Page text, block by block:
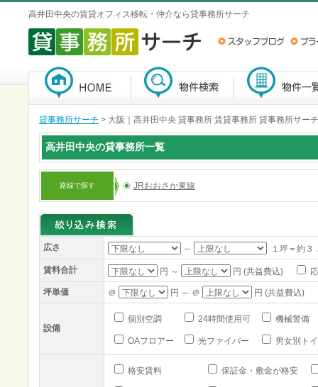
高井田中央の賃貸オフィス移転・仲介なら貸事務所サーチ
貸事務所サーチ > 大阪｜高井田中央 貸事務所 賃貸事務所 貸事務所サーチ
高井田中央の貸事務所一覧
路線で探す JRおおさか東線
広さ ～ １坪＝約３
賃料合計 円 ～ 円 (共益費込)
坪単価 ＠ 円 ～ ＠ 円 (共益費込)
設備
個別空調 24時間使用可 機械警備
OAフロアー 光ファイバー 男女別ト
格安賃料 保証金・敷金が格安